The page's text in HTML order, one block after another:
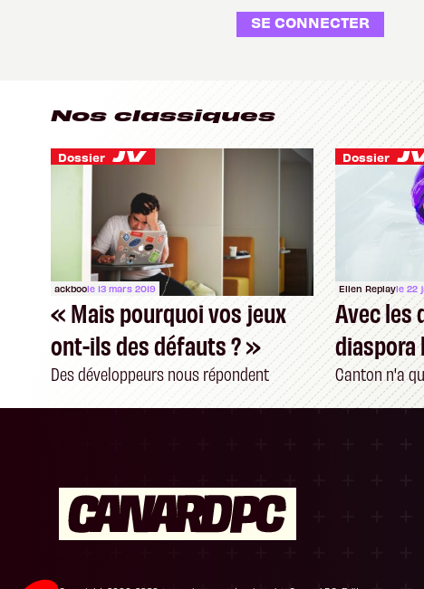
SE CONNECTER
Nos classiques
Dossier
ackboole 13 mars 2019
« Mais pourquoi vos jeux
ont-ils des défauts ? »
Des développeurs nous répondent
Dossier
Ellen Replayle 22
Avec les
diaspora
Canton n'a